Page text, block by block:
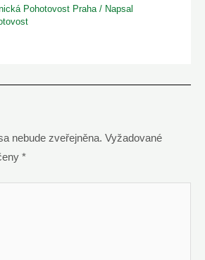
Pohotovost Praha / Napsal
nebude zveřejněna. Vyžadované
*